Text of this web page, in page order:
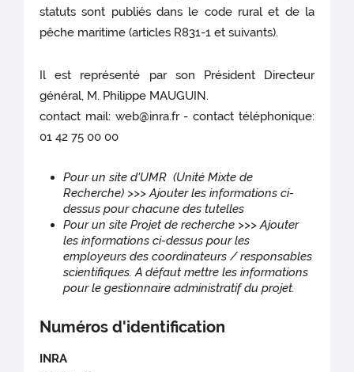
statuts sont publiés dans le code rural et de la
pêche maritime (articles R831-1 et suivants).
Il est représenté par son Président Directeur
général, M. Philippe MAUGUIN.
contact mail: web@inra.fr - contact téléphonique:
01 42 75 00 00
Pour un site d'UMR (Unité Mixte de
Recherche) >>> Ajouter les informations ci-
dessus pour chacune des tutelles
Pour un site Projet de recherche >>> Ajouter
les informations ci-dessus pour les
employeurs des coordinateurs / responsables
scientifiques. A défaut mettre les informations
pour le gestionnaire administratif du projet.
Numéros d'identification
INRA